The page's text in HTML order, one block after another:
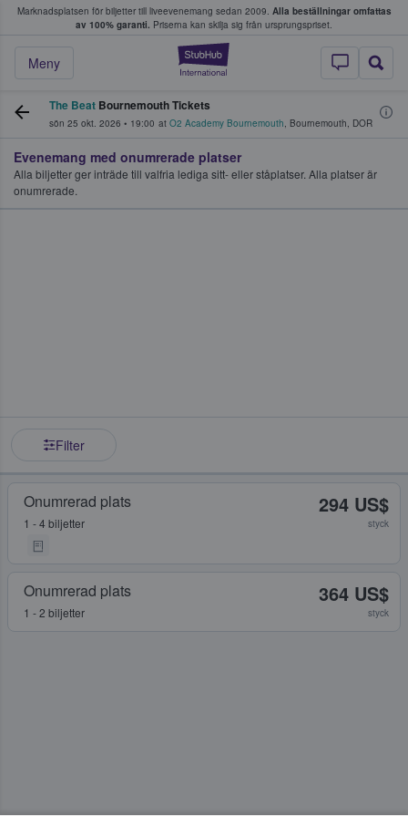
Marknadsplatsen för biljetter till liveevenemang sedan 2009. Alla beställningar omfattas
av 100% garanti. Priserna kan skilja sig från ursprungspriset.
StubHub – där
Meny
köper och säljer biljetter.
The Beat Bournemouth Tickets
sön 25 okt. 2026 • 19:00 at O2 Academy Bournemouth, Bournemouth, DOR
Evenemang med onumrerade platser
Alla biljetter ger inträde till valfria lediga sitt- eller ståplatser. Alla platser är
onumrerade.
Filter
Onumrerad plats
1 - 4 biljetter
294 US$
styck
Onumrerad plats
1 - 2 biljetter
364 US$
styck